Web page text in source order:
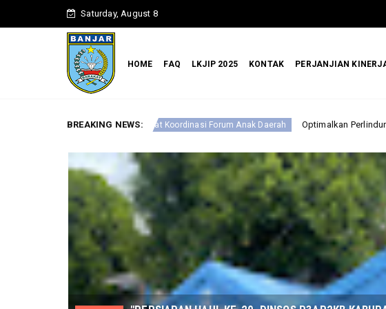
Saturday, August 8
HOME FAQ LKJIP 2025 KONTAK PERJANJIAN
BREAKING NEWS:
Rapat Koordinasi Forum Anak Daerah Optimalkan Perlindungan Anak, DINSOSP3AP2KB